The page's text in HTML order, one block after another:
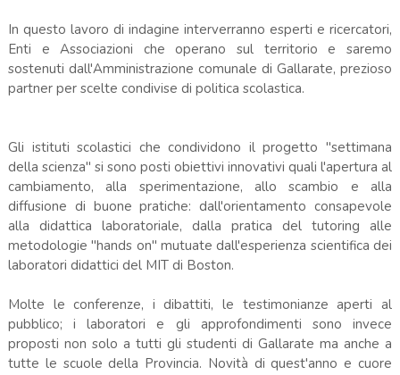
In questo lavoro di indagine interverranno esperti e ricercatori,
Enti e Associazioni che operano sul territorio e saremo
sostenuti dall'Amministrazione comunale di Gallarate, prezioso
partner per scelte condivise di politica scolastica.
Gli istituti scolastici che condividono il progetto "settimana
della scienza" si sono posti obiettivi innovativi quali l'apertura al
cambiamento, alla sperimentazione, allo scambio e alla
diffusione di buone pratiche: dall'orientamento consapevole
alla didattica laboratoriale, dalla pratica del tutoring alle
metodologie "hands on" mutuate dall'esperienza scientifica dei
laboratori didattici del MIT di Boston.
Molte le conferenze, i dibattiti, le testimonianze aperti al
pubblico; i laboratori e gli approfondimenti sono invece
proposti non solo a tutti gli studenti di Gallarate ma anche a
tutte le scuole della Provincia. Novità di quest'anno e cuore